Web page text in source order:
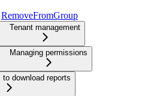
RemoveFromGroup
Tenant management
Managing permissions
download reports